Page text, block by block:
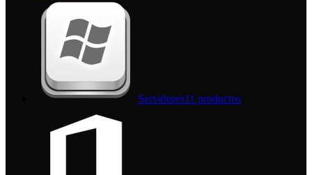
Servidores11 productos